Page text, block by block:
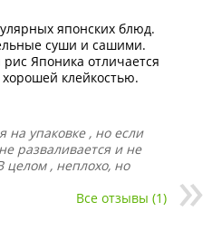
японских блюд.
суши и сашими.
Японика отличается
клейкостью.
на упаковке , но если
разваливается и не
целом , неплохо, но
Все отзывы (1)